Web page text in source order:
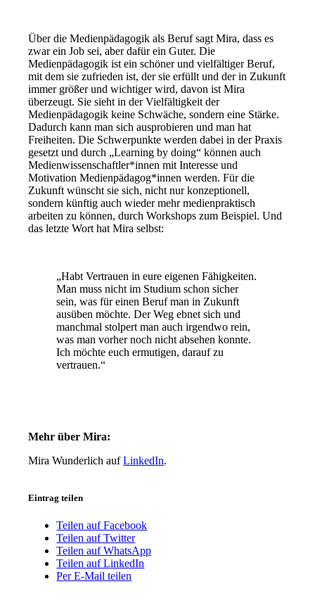
Über die Medienpädagogik als Beruf sagt Mira, dass es
zwar ein Job sei, aber dafür ein Guter. Die
Medienpädagogik ist ein schöner und vielfältiger Beruf,
mit dem sie zufrieden ist, der sie erfüllt und der in Zukunft
immer größer und wichtiger wird, davon ist Mira
überzeugt. Sie sieht in der Vielfältigkeit der
Medienpädagogik keine Schwäche, sondern eine Stärke.
Dadurch kann man sich ausprobieren und man hat
Freiheiten. Die Schwerpunkte werden dabei in der Praxis
gesetzt und durch „Learning by doing“ können auch
Medienwissenschaftler*innen mit Interesse und
Motivation Medienpädagog*innen werden. Für die
Zukunft wünscht sie sich, nicht nur konzeptionell,
sondern künftig auch wieder mehr medienpraktisch
arbeiten zu können, durch Workshops zum Beispiel. Und
das letzte Wort hat Mira selbst:
„Habt Vertrauen in eure eigenen Fähigkeiten.
Man muss nicht im Studium schon sicher
sein, was für einen Beruf man in Zukunft
ausüben möchte. Der Weg ebnet sich und
manchmal stolpert man auch irgendwo rein,
was man vorher noch nicht absehen konnte.
Ich möchte euch ermutigen, darauf zu
vertrauen.“
Mehr über Mira:
Mira Wunderlich aufLinkedIn.
Eintrag teilen
Teilen auf Facebook
Teilen auf Twitter
Teilen auf WhatsApp
Teilen auf LinkedIn
Per E-Mail teilen